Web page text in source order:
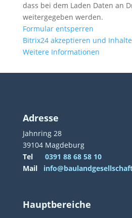
dass bei dem Laden Daten an
weitergegeben werden.
Formular entsperren
Bitrix24 akzeptieren und
Weitere Informationen
Adresse
Jahnring 28
39104 Magdeburg
Tel
0391 88 68 58 10
Mail
Hauptbereiche